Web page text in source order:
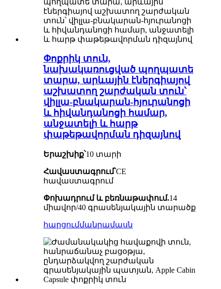
Փոքրիկ տուն,
նախակառուցված պողպատե
տարա, արևային էներգիայով
աշխատող շարժական տուն՝
վիլլա-բնակարան-հյուրանոցի
և հիվանդանոցի համար,
անջատելի և հարթ
փաթեթավորման դիզայնով
Երաշխիք՝10 տարի
Հավաստագրում՝CE
հավաստագրում
Փոխադրում և բեռնաթափում.14
միավոր/40 գրասենյակային տարածք
հարցումմանրամասն